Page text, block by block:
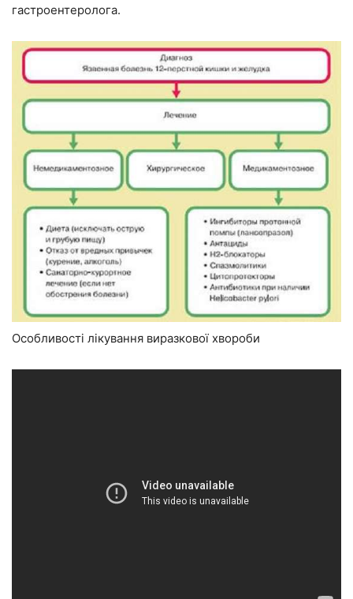
гастроентеролога.
Особливості лікування виразкової хвороби